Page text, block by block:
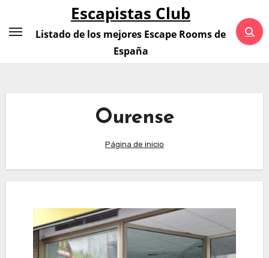
contenido
Escapistas Club
Listado de los mejores Escape Rooms de
España
Ourense
Página de inicio